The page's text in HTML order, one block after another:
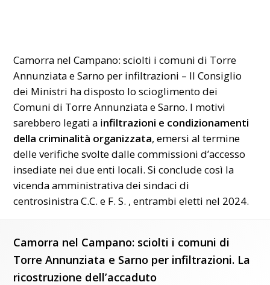
Camorra nel Campano: sciolti i comuni di Torre
Annunziata e Sarno per infiltrazioni – Il Consiglio
dei Ministri ha disposto lo scioglimento dei
Comuni di Torre Annunziata e Sarno. I motivi
sarebbero legati a infiltrazioni e condizionamenti
della criminalità organizzata, emersi al termine
delle verifiche svolte dalle commissioni d’accesso
insediate nei due enti locali. Si conclude così la
vicenda amministrativa dei sindaci di
centrosinistra C.C. e F. S. , entrambi eletti nel 2024.
Camorra nel Campano: sciolti i comuni di
Torre Annunziata e Sarno per infiltrazioni. La
ricostruzione dell’accaduto